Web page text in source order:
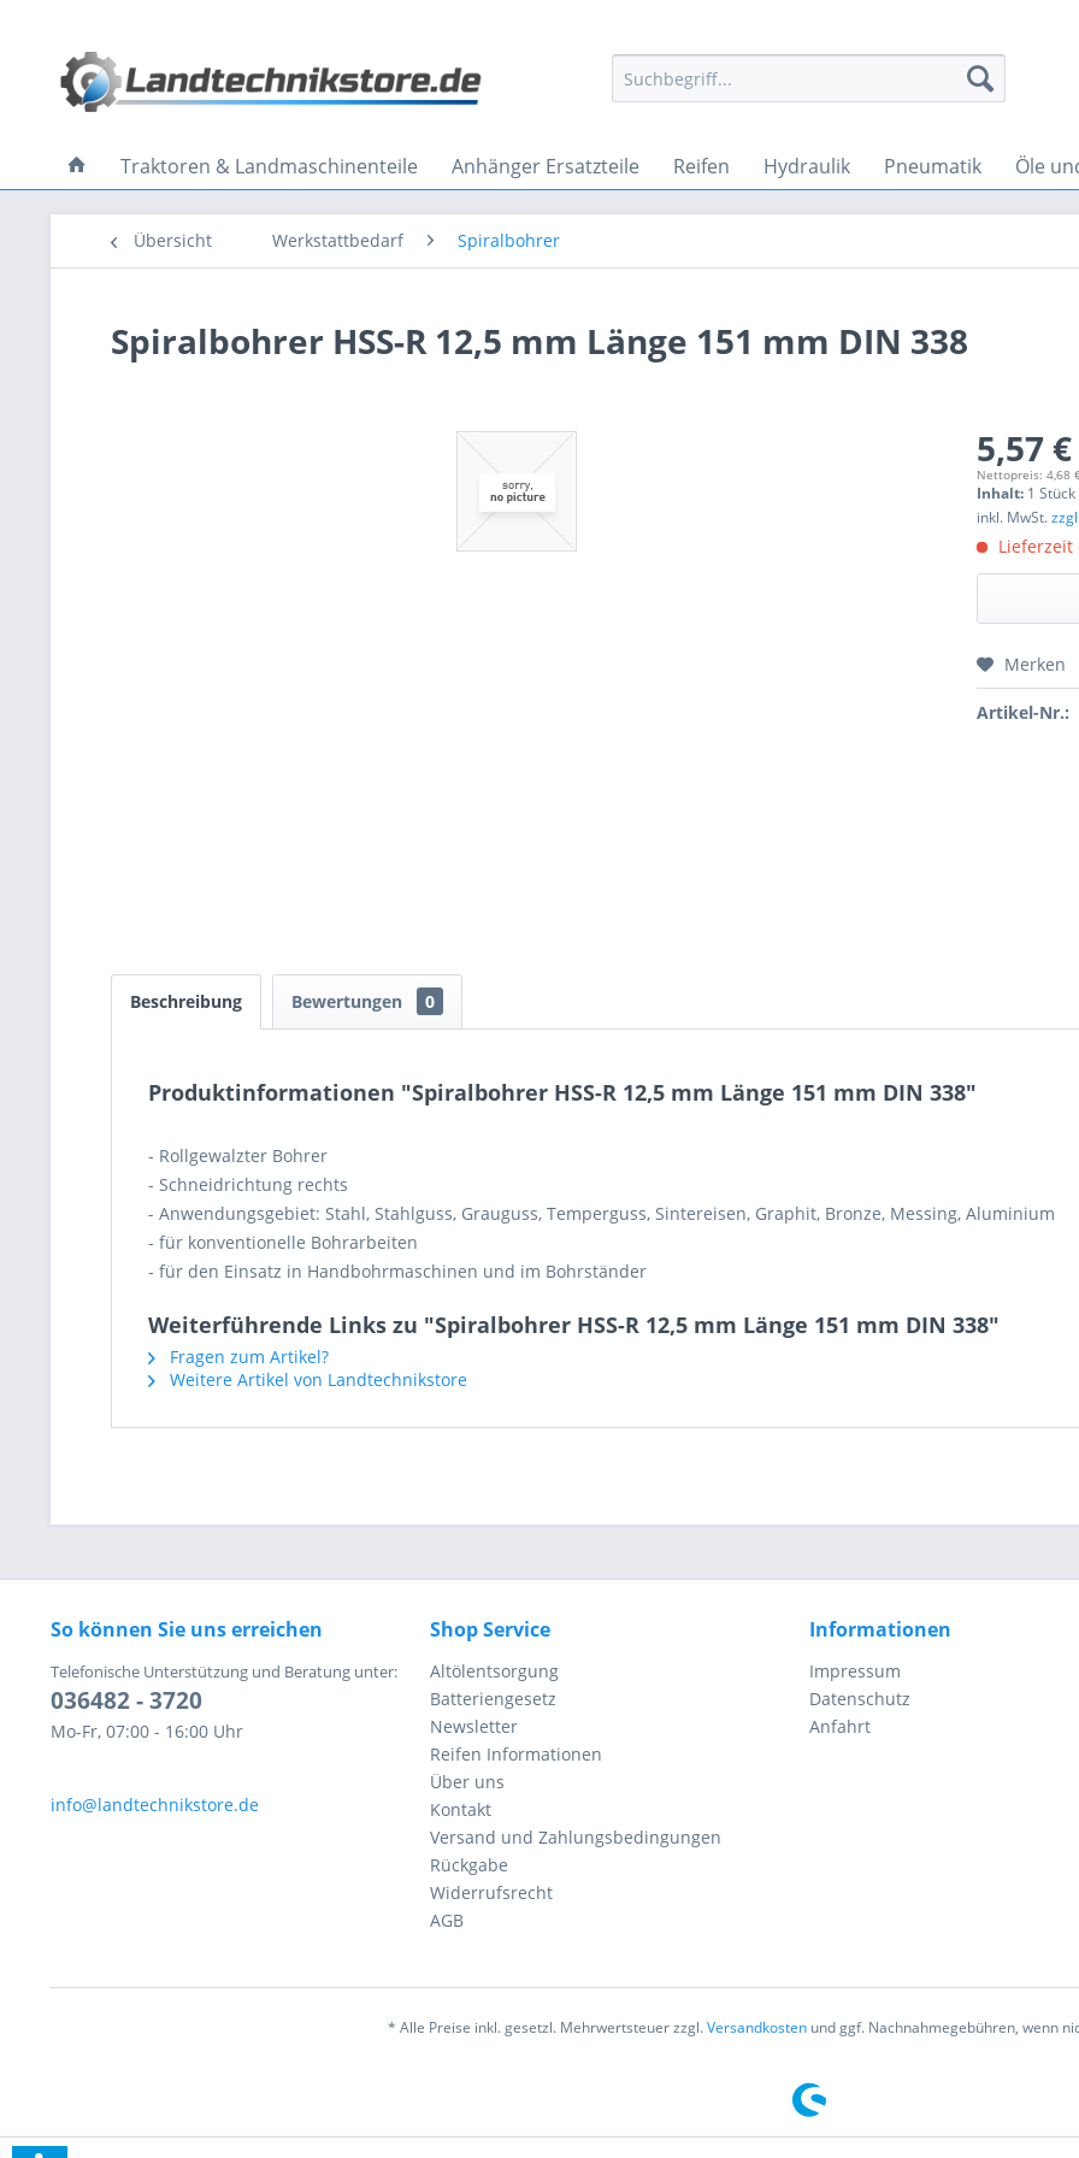
Traktoren & Landmaschinenteile Anhänger Ersatzteile Reifen Hydraulik Pneumatik Öle
Übersicht Werkstattbedarf Spiralbohrer
Spiralbohrer HSS-R 12,5 mm Länge 151 mm DIN 338
5,57
Nettopreis: 4,68
Inhalt: 1 Stück
inkl. MwSt.
Lieferzeit
Preis
Merken
Artikel-Nr.:
Beschreibung Bewertungen 0
Produktinformationen "Spiralbohrer HSS-R 12,5 mm Länge 151 mm DIN 338"
- Rollgewalzter Bohrer
- Schneidrichtung rechts
- Anwendungsgebiet: Stahl, Stahlguss, Grauguss, Temperguss, Sintereisen, Graphit, Bronze, Messing, Aluminium
- für konventionelle Bohrarbeiten
- für den Einsatz in Handbohrmaschinen und im Bohrständer
Weiterführende Links zu "Spiralbohrer HSS-R 12,5 mm Länge 151 mm DIN 338"
Fragen zum Artikel?
Weitere Artikel von Landtechnikstore
So können Sie uns erreichen
Telefonische Unterstützung und Beratung unter:
036482 - 3720
Mo-Fr, 07:00 - 16:00 Uhr
info@landtechnikstore.de
Shop Service
Altölentsorgung
Batteriengesetz
Newsletter
Reifen Informationen
Über uns
Kontakt
Versand und Zahlungsbedingungen
Rückgabe
Widerrufsrecht
AGB
Informationen
Impressum
Datenschutz
Anfahrt
* Alle Preise inkl. gesetzl. Mehrwertsteuer zzgl.Versandkostenund ggf. Nachnahmegebühren, wenn